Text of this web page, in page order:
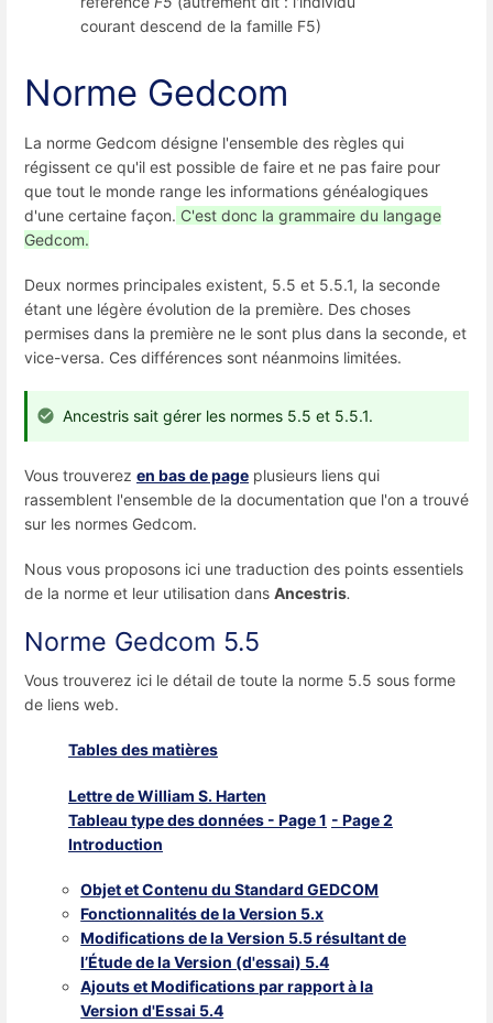
courant descend de la famille F5)
Norme Gedcom
La norme Gedcom désigne l'ensemble des règles qui
régissent ce qu'il est possible de faire et ne pas faire pour
que tout le monde range les informations généalogiques
d'une certaine façon. C'est donc la grammaire du langage
Gedcom.
Deux normes principales existent, 5.5 et 5.5.1, la seconde
étant une légère évolution de la première. Des choses
permises dans la première ne le sont plus dans la seconde, et
vice-versa. Ces différences sont néanmoins limitées.
Ancestris sait gérer les normes 5.5 et 5.5.1.
Vous trouverez en bas de page plusieurs liens qui
rassemblent l'ensemble de la documentation que l'on a trouvé
sur les normes Gedcom.
Nous vous proposons ici une traduction des points essentiels
de la norme et leur utilisation dans Ancestris.
Norme Gedcom 5.5
Vous trouverez ici le détail de toute la norme 5.5 sous forme
de liens web.
Tables des matières
Lettre de William S. Harten
Tableau type des données - Page 1 - Page 2
Introduction
Objet et Contenu du Standard GEDCOM
Fonctionnalités de la Version 5.x
Modifications de la Version 5.5 résultant de
l’Étude de la Version (d'essai) 5.4
Ajouts et Modifications par rapport à la
Version d'Essai 5.4